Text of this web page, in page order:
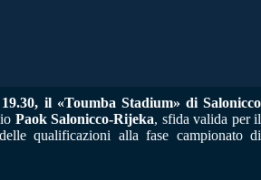
il «Toumba Stadium» di Salonicco
Paok Salonicco-Rijeka, sfida valida per il
qualificazioni alla fase campionato di